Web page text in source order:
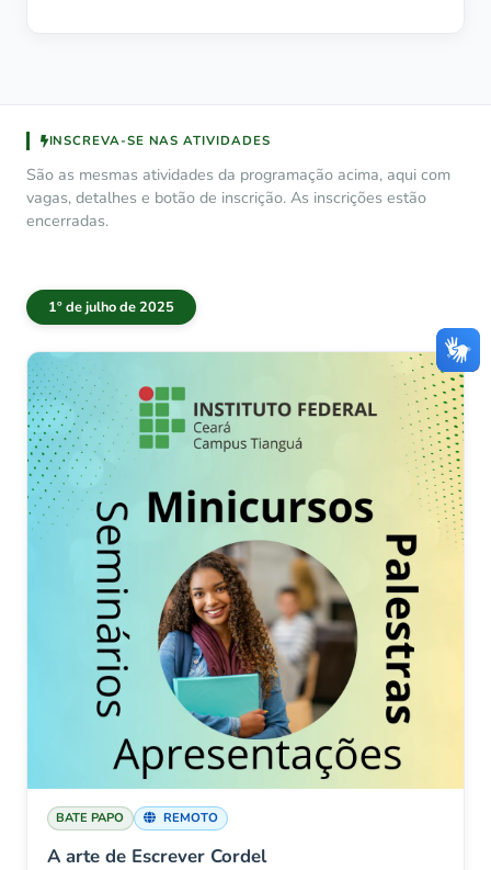
INSCREVA-SE NAS ATIVIDADES
São as mesmas atividades da programação acima, aqui com
vagas, detalhes e botão de inscrição. As inscrições estão
encerradas.
1º de julho de 2025
BATE PAPO REMOTO
A arte de Escrever Cordel